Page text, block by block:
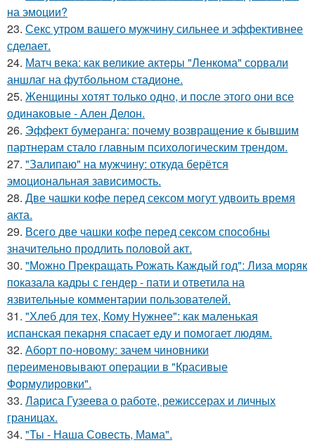
на эмоции?
23. Секс утром вашего мужчину сильнее и эффективнее
сделает.
24. Матч века: как великие актеры "Ленкома" сорвали
аншлаг на футбольном стадионе.
25. Женщины хотят только одно, и после этого они все
одинаковые - Ален Делон.
26. Эффект бумеранга: почему возвращение к бывшим
партнерам стало главным психологическим трендом.
27. "Залипаю" на мужчину: откуда берётся
эмоциональная зависимость.
28. Две чашки кофе перед сексом могут удвоить время
акта.
29. Всего две чашки кофе перед сексом способны
значительно продлить половой акт.
30. "Можно Прекращать Рожать Каждый год": Лиза моряк
показала кадры с гендер - пати и ответила на
язвительные комментарии пользователей.
31. "Хлеб для тех, Кому Нужнее": как маленькая
испанская пекарня спасает еду и помогает людям.
32. Аборт по-новому: зачем чиновники
переименовывают операции в "Красивые
Формулировки".
33. Лариса Гузеева о работе, режиссерах и личных
границах.
34. "Ты - Наша Совесть, Мама".